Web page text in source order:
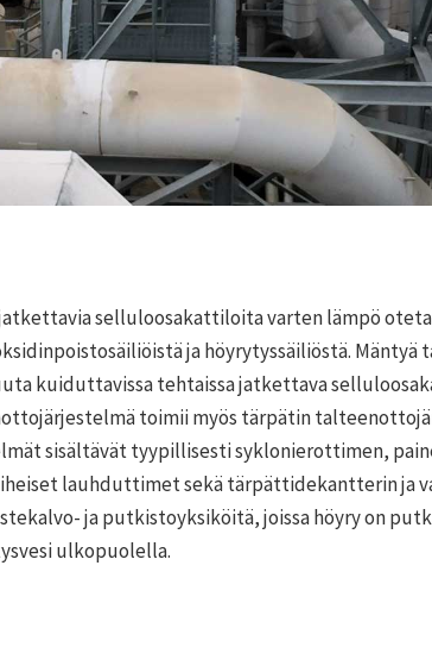
selluloosakattiloita varten lämpö
ja höyrytyssäiliöstä. Mäntyä
kuiduttavissa tehtaissa jatkettava
toimii myös tärpätin
sisältävät tyypillisesti syklonierottimen,
lauhduttimet sekä tärpättidekantterin ja
ja putkistoyksiköitä, joissa höyry on
ulkopuolella.